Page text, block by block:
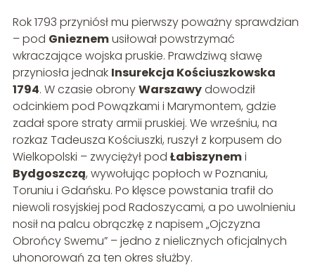
Rok 1793 przyniósł mu pierwszy poważny sprawdzian
– pod Gnieznemusiłował powstrzymać
wkraczające wojska pruskie. Prawdziwą sławę
przyniosła jednak Insurekcja Kościuszkowska
1794. W czasie obronyWarszawydowodził
odcinkiem pod Powązkami i Marymontem, gdzie
zadał spore straty armii pruskiej. We wrześniu, na
rozkaz Tadeusza Kościuszki, ruszył z korpusem do
Wielkopolski – zwyciężył pod Łabiszynemi
Bydgoszczą, wywołując popłoch w Poznaniu,
Toruniu i Gdańsku. Po klęsce powstania trafił do
niewoli rosyjskiej pod Radoszycami, a po uwolnieniu
nosił na palcu obrączkę z napisem „Ojczyzna
Obrońcy Swemu” – jedno z nielicznych oficjalnych
uhonorowań za ten okres służby.